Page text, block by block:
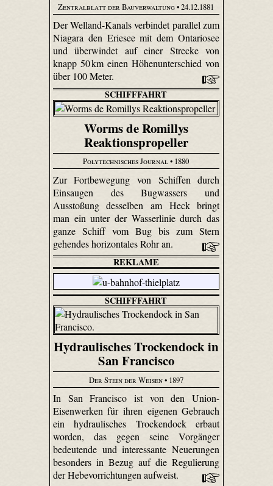
Zentralblatt der Bauverwaltung• 24.12.1881
Der Welland-Kanals verbindet parallel zum
Niagara den Eriesee mit dem Ontariosee
und überwindet auf einer Strecke von
knapp 50 km einen Höhenunterschied von
über 100 Meter.
SCHIFFFAHRT
Worms de Romillys
Reaktionspropeller
Polytechnisches Journal• 1880
Zur Fortbewegung von Schiffen durch
Einsaugen des Bug­wassers und
Ausstoßung desselben am Heck bringt
man ein unter der Wasserlinie durch das
ganze Schiff vom Bug bis zum Stern
gehendes horizontales Rohr an.
REKLAME
SCHIFFFAHRT
Hydraulisches Trockendock in
San Francisco
Der Stein der Weisen• 1897
In San Francisco ist von den Union-
Eisenwerken für ihren eigenen Gebrauch
ein hydraulisches Trockendock erbaut
worden, das gegen seine Vorgänger
bedeutende und interessante Neuerungen
besonders in Bezug auf die Regulierung
der Hebevorrichtungen aufweist.